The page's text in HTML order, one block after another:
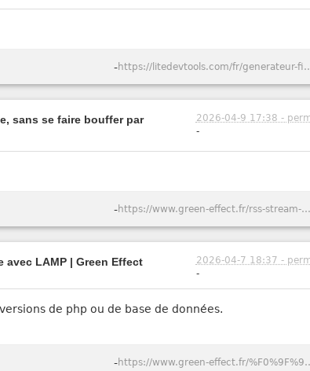
- https://
sans se faire bouffer par
2026-04-9 17:38 -
-
- https://www.green-effect.fr/rss-stream-suivre-des-videos-youtube-et-peertube-sans-se-faire-bouffer-par-l-algo
avec LAMP | Green Effect
2026-04-7 18:37 -
-
de php ou de base de données.
- https://www.green-effect.fr/%F0%9F%90%B3-lampbox-